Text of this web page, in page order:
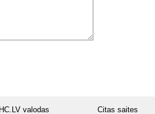
valodas Citas saites